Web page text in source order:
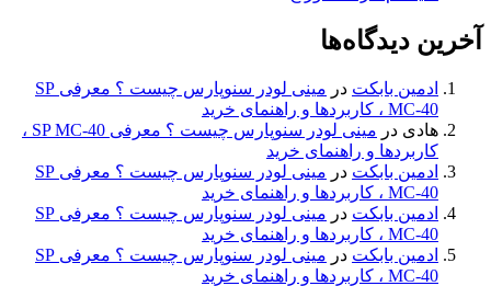
آخرین دیدگاه‌ها
ادمین بابکت در
مینی لودر سنوپارس چیست ؟ معرفی SP
MC-40 ، کاربردها و راهنمای خرید
هادی در
مینی لودر سنوپارس چیست ؟ معرفی SP MC-40 ،
کاربردها و راهنمای خرید
ادمین بابکت در
مینی لودر سنوپارس چیست ؟ معرفی SP
MC-40 ، کاربردها و راهنمای خرید
ادمین بابکت در
مینی لودر سنوپارس چیست ؟ معرفی SP
MC-40 ، کاربردها و راهنمای خرید
ادمین بابکت در
مینی لودر سنوپارس چیست ؟ معرفی SP
MC-40 ، کاربردها و راهنمای خرید